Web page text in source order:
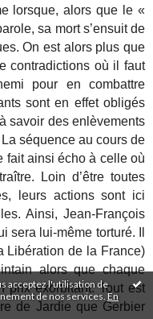
acceptez l'utilisation de
de nos services.En
lorsque, alors que le «
sa mort s’ensuit de
On est alors plus que
contradictions où il faut
pour en combattre
sont en effet obligés
savoir des enlèvements
séquence au cours de
fait ainsi écho à celle où
Loin d’être toutes
leurs actions sont ici
Ainsi, Jean-François
sera lui-même torturé. Il
Libération de la France)
alors que chaque
prix exorbitant. Tout est
de Jardie que Gerbier